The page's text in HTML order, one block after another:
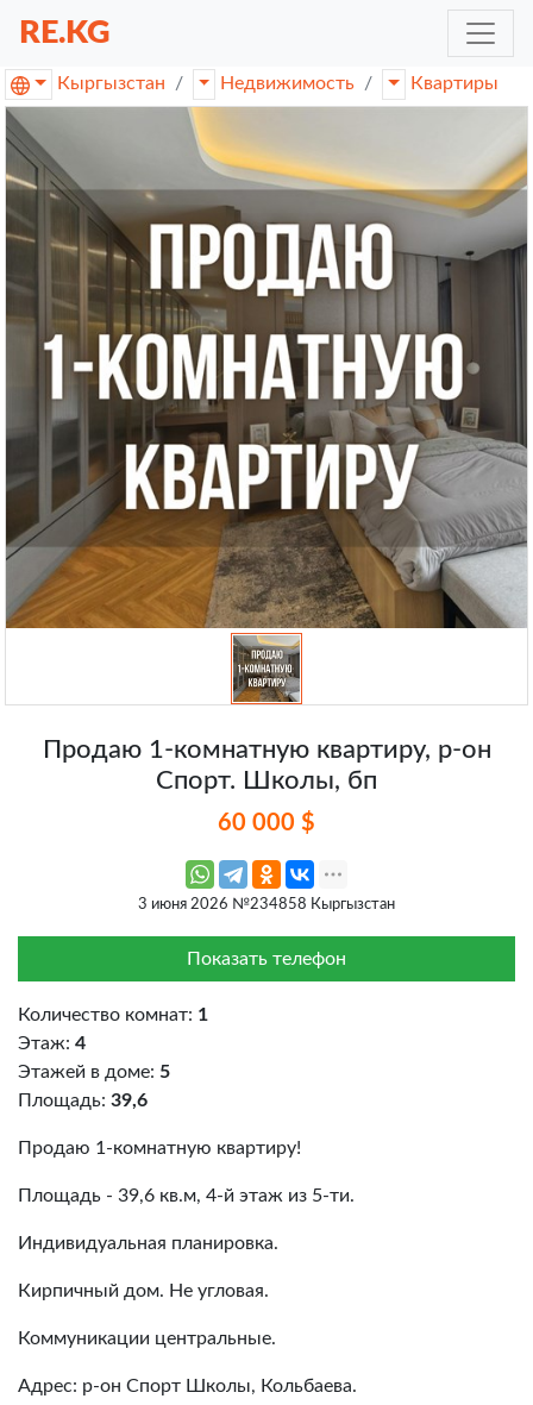
RE.KG
Кыргызстан Недвижимость Квартиры
Продаю 1-комнатную квартиру, р-он
Спорт. Школы, бп
60 000 $
3 июня 2026 №234858 Кыргызстан
Показать телефон
Количество комнат: 1
Этаж: 4
Этажей в доме: 5
Площадь: 39,6
Продаю 1-комнатную квартиру!
Площадь - 39,6 кв.м, 4-й этаж из 5-ти.
Индивидуальная планировка.
Кирпичный дом. Не угловая.
Коммуникации центральные.
Адрес: р-он Спорт Школы, Кольбаева.